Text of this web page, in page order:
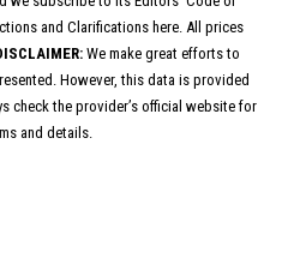
and Clarifications here. All prices
We make great efforts to
However, this data is provided
check the provider’s official website for
and details.